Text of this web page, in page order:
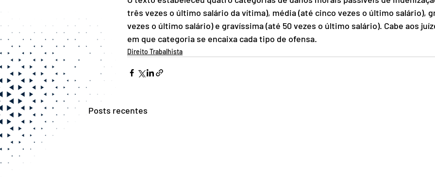
três vezes o último salário da vítima), média (até cinco vezes o último salário),
vezes o último salário) e gravíssima (até 50 vezes o último salário). Cabe aos
em que categoria se encaixa cada tipo de ofensa.
Direito Trabalhista
Posts recentes